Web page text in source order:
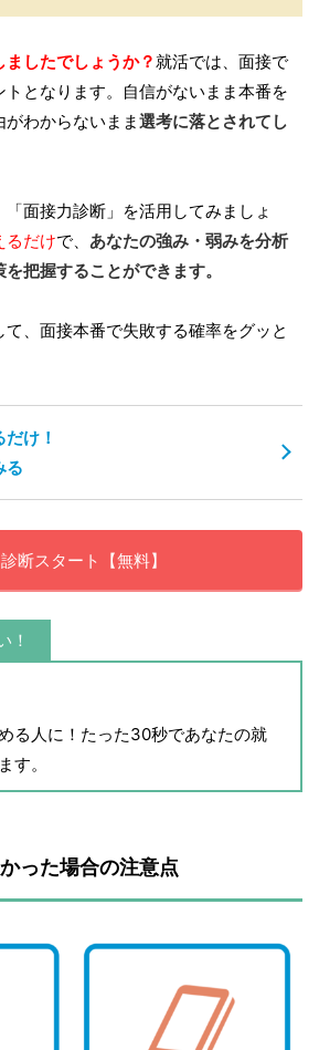
したでしょうか？就活では、面接で
となります。自信がないまま本番を
わからないまま選考に落とされてし
面接力診断」を活用してみましょ
るだけで、 あなたの強み・弱みを分析
把握することができます。
、面接本番で失敗する確率をグッと
け！
る
診断スタート【無料】
！
る人に！たった30秒であなたの就
す。
った場合の注意点